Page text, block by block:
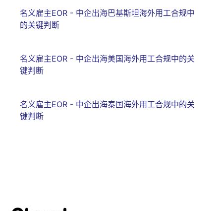
名义雇主EOR - 中企出海巴基斯坦海外用工合规中
的关键判断
名义雇主EOR - 中企出海美国海外用工合规中的关
键判断
名义雇主EOR - 中企出海泰国海外用工合规中的关
键判断